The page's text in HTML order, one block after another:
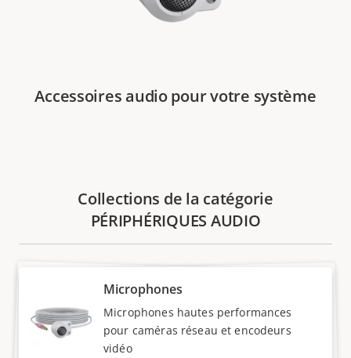
Accessoires audio pour votre système
Collections de la catégorie
PÉRIPHÉRIQUES AUDIO
Microphones
Microphones hautes performances
pour caméras réseau et encodeurs
vidéo